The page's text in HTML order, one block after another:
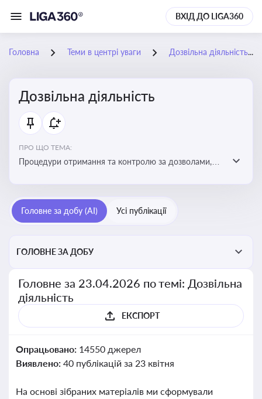
ВХІД ДО LIGA360
Головна Теми в центрі уваги Дозвільна діяльність
Дозвільна діяльність
ПРО ЩО ТЕМА:
Процедури отримання та контролю за дозволами,
законодавстві, щоб уникнути порушень та
забезпечити відповідність вимогам регуляторних
Головне за добу (AI) Усі публікації
ГОЛОВНЕ ЗА ДОБУ
Головне за 23.04.2026 по темі: Дозвільна
діяльність
ЕКСПОРТ
Опрацьовано: 14550 джерел
Виявлено: 40 публікацій за 23 квітня
На основі зібраних матеріалів ми сформували